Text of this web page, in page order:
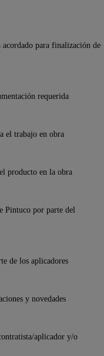
para finalización de
requerida
el trabajo en obra
producto en la obra
Pintuco por parte del
de los aplicadores
y novedades
aplicador y/o